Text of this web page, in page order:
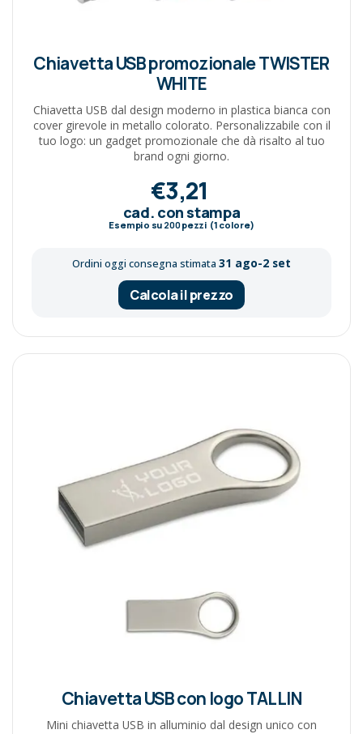
Chiavetta USB promozionale TWISTER
WHITE
Chiavetta USB dal design moderno in plastica bianca con
cover girevole in metallo colorato. Personalizzabile con il
tuo logo: un gadget promozionale che dà risalto al tuo
brand ogni giorno.
€3,21
cad. con stampa
Esempio su 200pezzi (1 colore)
Ordini oggi consegna stimata 31 ago-2 set
Calcola il prezzo
Chiavetta USB con logo TALLIN
Mini chiavetta USB in alluminio dal design unico con